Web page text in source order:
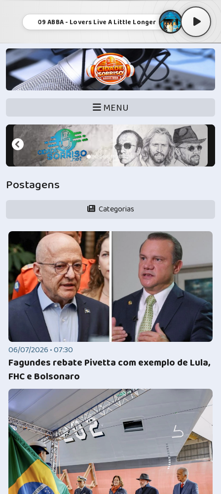
09 ABBA - Lovers Live A Little Longer
MENU
Postagens
Categorias
06/07/2026 • 07:30
Fagundes rebate Pivetta com exemplo de Lula,
FHC e Bolsonaro